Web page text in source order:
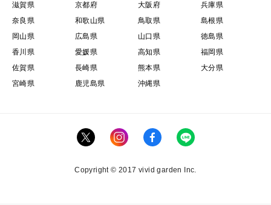
滋賀県
京都府 大阪府
兵庫県
奈良県
和歌山県 鳥取県
島根県
岡山県
広島県 山口県
徳島県
香川県
愛媛県 高知県
福岡県
佐賀県
長崎県 熊本県
大分県
宮崎県
鹿児島県 沖縄県
Copyright © 2017 vivid garden Inc.